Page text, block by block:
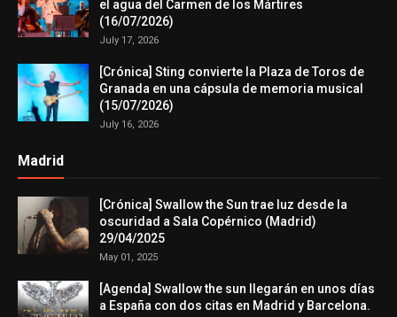
el agua del Carmen de los Mártires
(16/07/2026)
July 17, 2026
[Crónica] Sting convierte la Plaza de Toros de
Granada en una cápsula de memoria musical
(15/07/2026)
July 16, 2026
Madrid
[Crónica] Swallow the Sun trae luz desde la
oscuridad a Sala Copérnico (Madrid)
29/04/2025
May 01, 2025
[Agenda] Swallow the sun llegarán en unos días
a España con dos citas en Madrid y Barcelona.